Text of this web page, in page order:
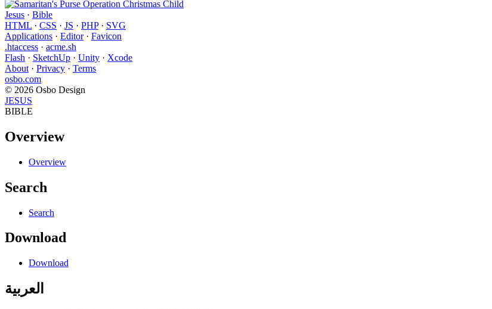
Jesus · Bible
HTML · CSS · JS · PHP· SVG
Applications · Editor· Favicon
.htaccess · acme.sh
Flash · SketchUp · Unity · Xcode
About · Privacy · Terms
osbo.com
© 2026 Osbo Design
JESUS
BIBLE
Overview
Overview
Search
Search
Download
Download
العربية